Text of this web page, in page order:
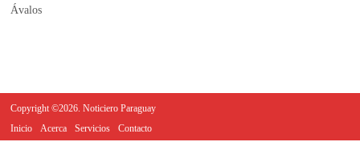
Copyright ©2026. Noticiero Paraguay
Inicio
Acerca Servicios Contacto